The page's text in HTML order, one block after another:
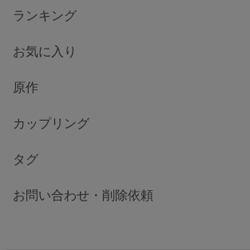
ランキング
お気に入り
原作
カップリング
タグ
お問い合わせ・削除依頼